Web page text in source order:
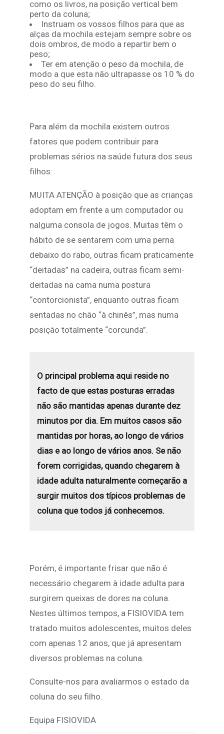
como os livros, na posição vertical bem
perto da coluna;
Instruam os vossos filhos para que as
alças da mochila estejam sempre sobre os
dois ombros, de modo a repartir bem o
peso;
Ter em atenção o peso da mochila, de
modo a que esta não ultrapasse os 10 % do
peso do seu filho.
Para além da mochila existem outros
fatores que podem contribuir para
problemas sérios na saúde futura dos seus
filhos:
MUITA ATENÇÃO à posição que as crianças
adoptam em frente a um computador ou
nalguma consola de jogos. Muitas têm o
hábito de se sentarem com uma perna
debaixo do rabo, outras ficam praticamente
“deitadas” na cadeira, outras ficam semi-
deitadas na cama numa postura
“contorcionista”, enquanto outras ficam
sentadas no chão “à chinês”, mas numa
posição totalmente “corcunda”.
O principal problema aqui reside no
facto de que estas posturas erradas
não são mantidas apenas durante dez
minutos por dia. Em muitos casos são
mantidas por horas, ao longo de vários
dias e ao longo de vários anos. Se não
forem corrigidas, quando chegarem à
idade adulta naturalmente começarão a
surgir muitos dos típicos problemas de
coluna que todos já conhecemos.
Porém, é importante frisar que não é
necessário chegarem à idade adulta para
surgirem queixas de dores na coluna.
Nestes últimos tempos, a FISIOVIDA tem
tratado muitos adolescentes, muitos deles
com apenas 12 anos, que já apresentam
diversos problemas na coluna.
Consulte-nos para avaliarmos o estado da
coluna do seu filho.
Equipa FISIOVIDA